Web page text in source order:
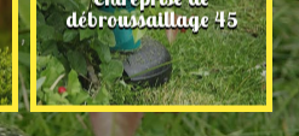
débroussaillage 45